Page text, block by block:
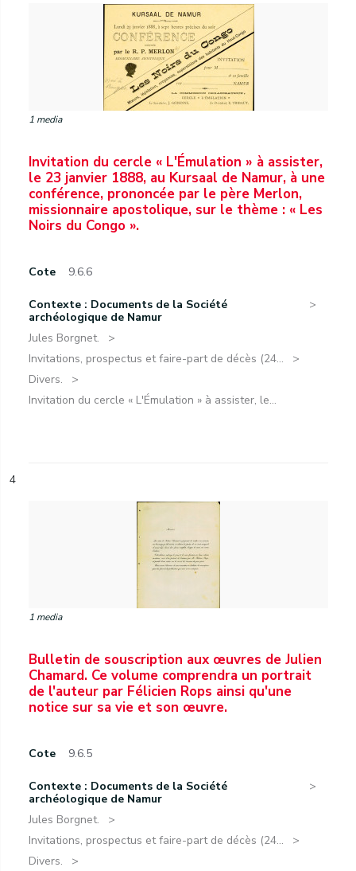
1 media
Invitation du cercle « L'Émulation » à assister,
le 23 janvier 1888, au Kursaal de Namur, à une
conférence, prononcée par le père Merlon,
missionnaire apostolique, sur le thème : « Les
Noirs du Congo ».
Cote 9.6.6
Contexte : Documents de la Société
archéologique de Namur
Jules Borgnet.
Invitations, prospectus et faire-part de décès (24...
Divers.
Invitation du cercle « L'Émulation » à assister, le...
4
1 media
Bulletin de souscription aux œuvres de Julien
Chamard. Ce volume comprendra un portrait
de l'auteur par Félicien Rops ainsi qu'une
notice sur sa vie et son œuvre.
Cote 9.6.5
Contexte : Documents de la Société
archéologique de Namur
Jules Borgnet.
Invitations, prospectus et faire-part de décès (24...
Divers.